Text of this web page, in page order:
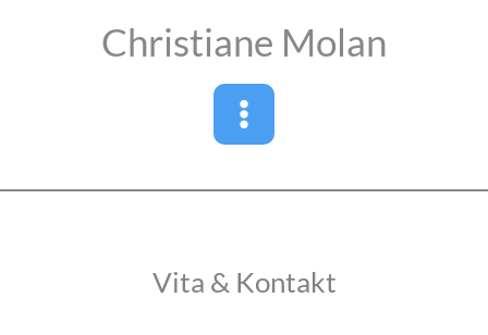
Christiane Molan
Vita & Kontakt